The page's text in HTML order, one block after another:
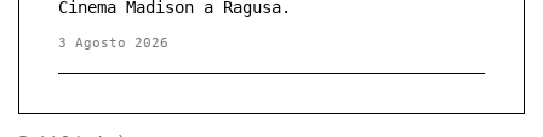
Cinema Madison a Ragusa.
3 Agosto 2026